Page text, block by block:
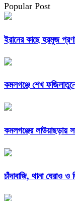
Popular Post
ইরানের কাছে হরমুজ
কমলগঞ্জে শেখ
কমলগঞ্জের
চাঁদাবাজি, থানা ঘেরাও